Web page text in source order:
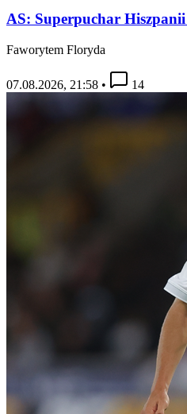
AS: Superpuchar
Faworytem Floryda
07.08.2026, 21:58 • 14